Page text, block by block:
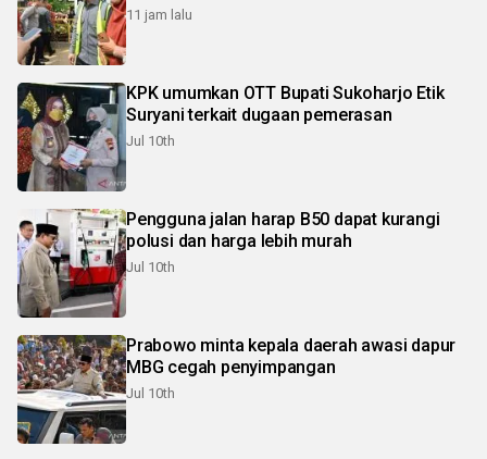
11 jam lalu
KPK umumkan OTT Bupati Sukoharjo Etik
Suryani terkait dugaan pemerasan
Jul 10th
Pengguna jalan harap B50 dapat kurangi
polusi dan harga lebih murah
Jul 10th
Prabowo minta kepala daerah awasi dapur
MBG cegah penyimpangan
Jul 10th